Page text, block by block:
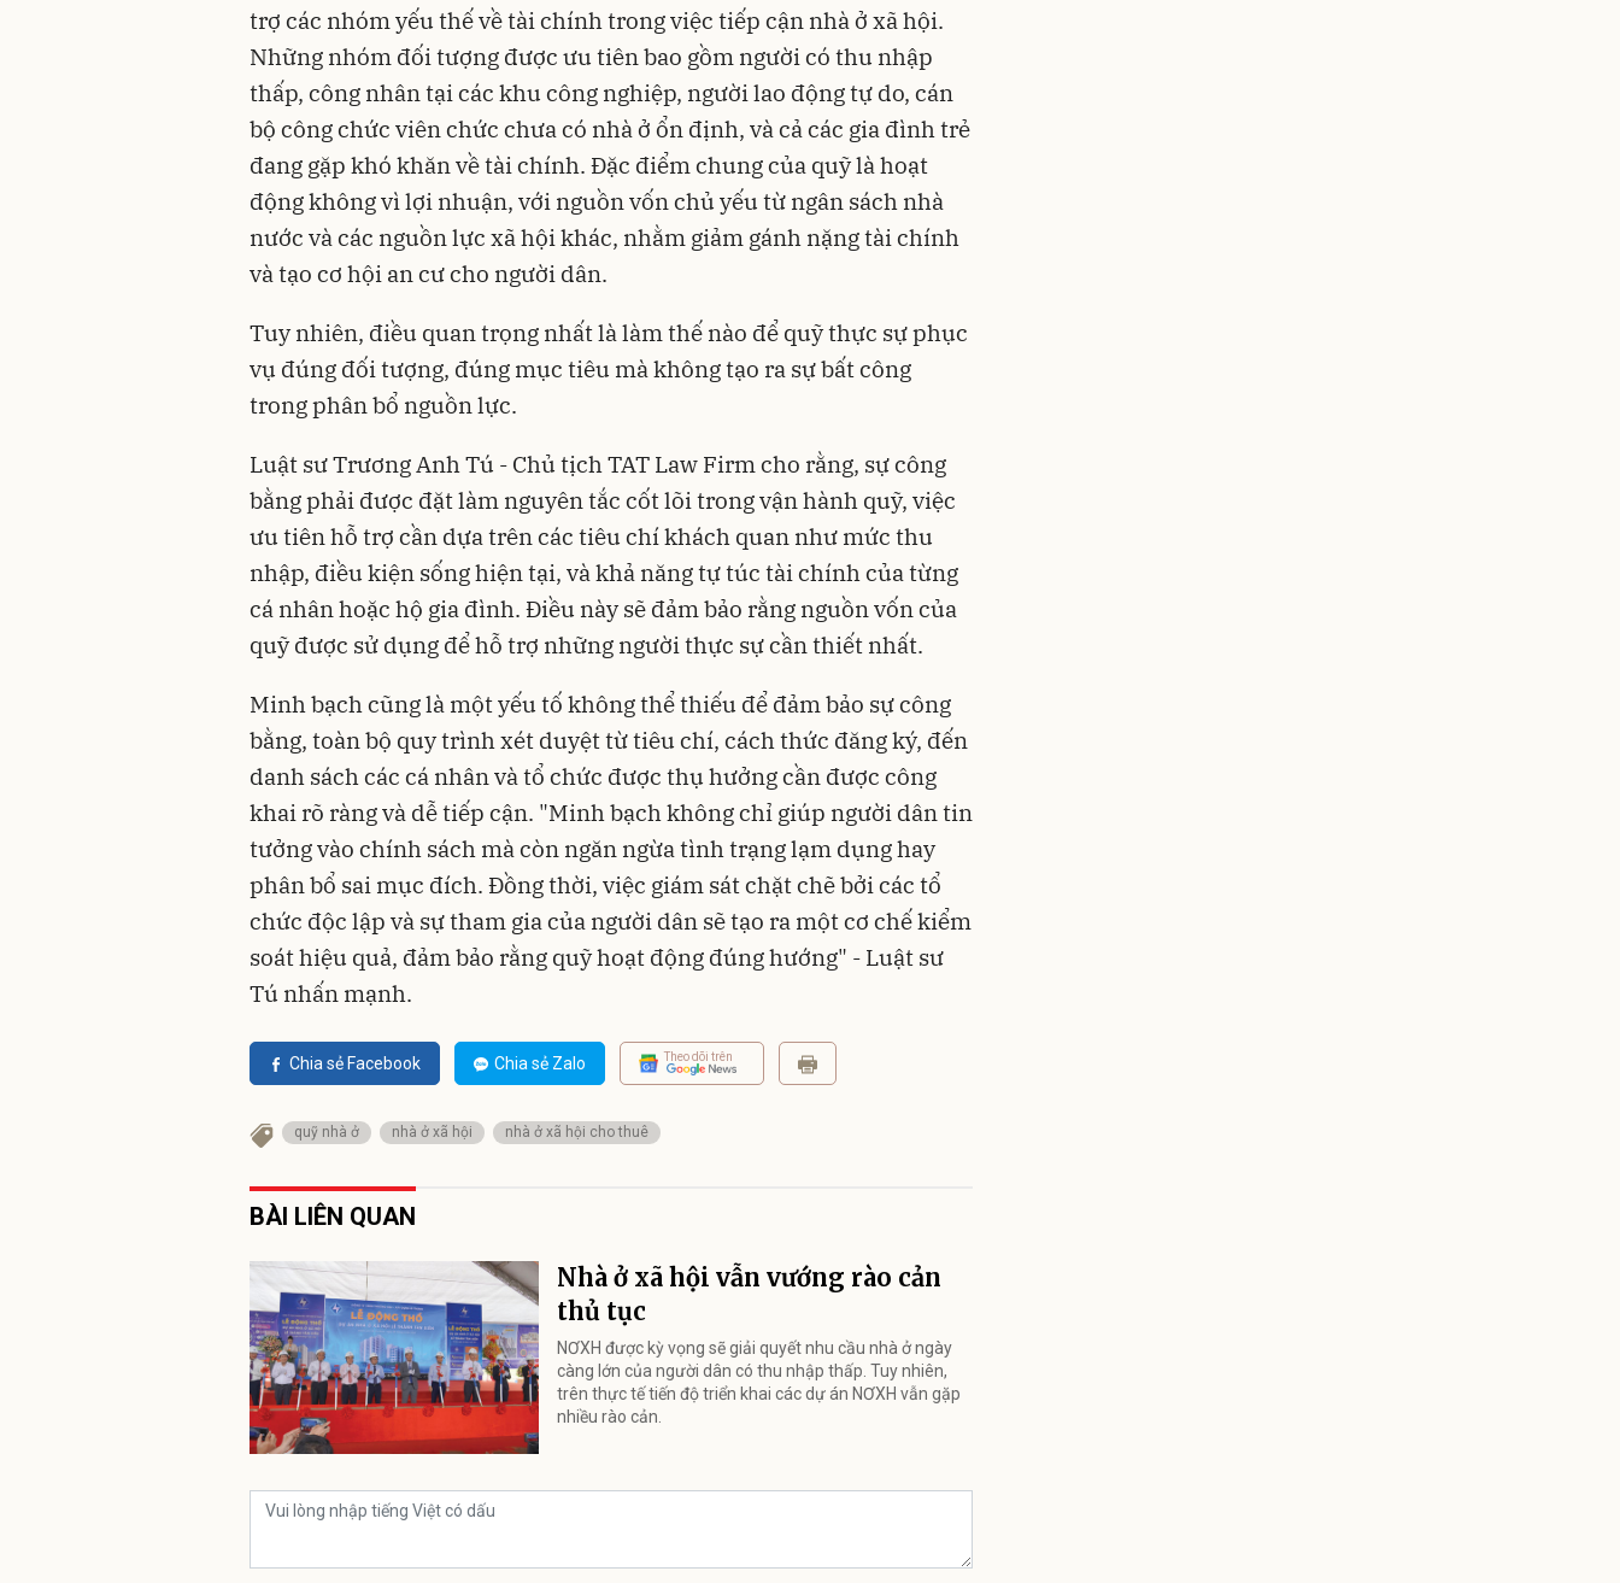
trợ các nhóm yếu thế về tài chính trong việc tiếp cận nhà ở xã hội.
Những nhóm đối tượng được ưu tiên bao gồm người có thu nhập
thấp, công nhân tại các khu công nghiệp, người lao động tự do, cán
bộ công chức viên chức chưa có nhà ở ổn định, và cả các gia đình trẻ
đang gặp khó khăn về tài chính. Đặc điểm chung của quỹ là hoạt
động không vì lợi nhuận, với nguồn vốn chủ yếu từ ngân sách nhà
nước và các nguồn lực xã hội khác, nhằm giảm gánh nặng tài chính
và tạo cơ hội an cư cho người dân.
Tuy nhiên, điều quan trọng nhất là làm thế nào để quỹ thực sự phục
vụ đúng đối tượng, đúng mục tiêu mà không tạo ra sự bất công
trong phân bổ nguồn lực.
Luật sư Trương Anh Tú - Chủ tịch TAT Law Firm cho rằng, sự công
bằng phải được đặt làm nguyên tắc cốt lõi trong vận hành quỹ, việc
ưu tiên hỗ trợ cần dựa trên các tiêu chí khách quan như mức thu
nhập, điều kiện sống hiện tại, và khả năng tự túc tài chính của từng
cá nhân hoặc hộ gia đình. Điều này sẽ đảm bảo rằng nguồn vốn của
quỹ được sử dụng để hỗ trợ những người thực sự cần thiết nhất.
Minh bạch cũng là một yếu tố không thể thiếu để đảm bảo sự công
bằng, toàn bộ quy trình xét duyệt từ tiêu chí, cách thức đăng ký, đến
danh sách các cá nhân và tổ chức được thụ hưởng cần được công
khai rõ ràng và dễ tiếp cận. "Minh bạch không chỉ giúp người dân tin
tưởng vào chính sách mà còn ngăn ngừa tình trạng lạm dụng hay
phân bổ sai mục đích. Đồng thời, việc giám sát chặt chẽ bởi các tổ
chức độc lập và sự tham gia của người dân sẽ tạo ra một cơ chế kiểm
soát hiệu quả, đảm bảo rằng quỹ hoạt động đúng hướng" - Luật sư
Tú nhấn mạnh.
Chia sẻ Facebook Chia sẻ Zalo Theo dõi trên
quỹ nhà ở nhà ở xã hội nhà ở xã hội cho thuê
BÀI LIÊN QUAN
Nhà ở xã hội vẫn vướng rào cản
thủ tục
NƠXH được kỳ vọng sẽ giải quyết nhu cầu nhà ở ngày
càng lớn của người dân có thu nhập thấp. Tuy nhiên,
trên thực tế tiến độ triển khai các dự án NƠXH vẫn gặp
nhiều rào cản.